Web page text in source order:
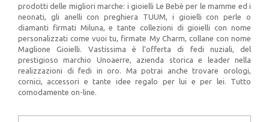
prodotti delle migliori marche: i gioielli Le Bebè per le mamme ed i
neonati, gli anelli con preghiera TUUM, i gioielli con perle o
diamanti firmati Miluna, e tante collezioni di gioielli con nome
personalizzati come vuoi tu, firmate My Charm, collane con nome
Maglione Gioielli. Vastissima è l’offerta di fedi nuziali, del
prestigioso marchio Unoaerre, azienda storica e leader nella
realizzazioni di fedi in oro. Ma potrai anche trovare orologi,
cornici, accessori e tante idee regalo per lui e per lei. Tutto
comodamente on-line.